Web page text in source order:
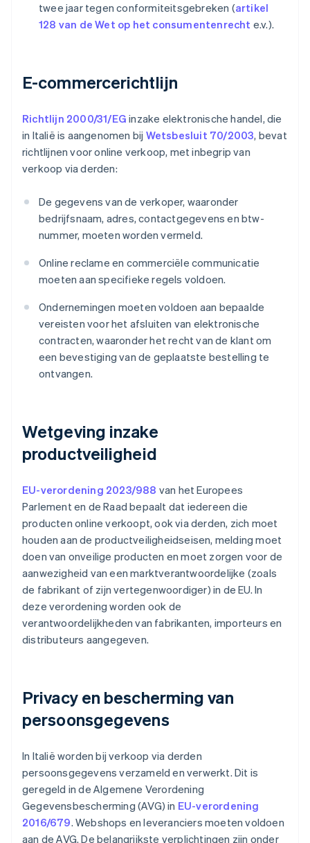
twee jaar tegen conformiteitsgebreken (artikel
128 van de Wet op het consumentenrecht e.v.).
E-commercerichtlijn
Richtlijn 2000/31/EG inzake elektronische handel, die
in Italië is aangenomen bij Wetsbesluit 70/2003, bevat
richtlijnen voor online verkoop, met inbegrip van
verkoop via derden:
De gegevens van de verkoper, waaronder
bedrijfsnaam, adres, contactgegevens en btw-
nummer, moeten worden vermeld.
Online reclame en commerciële communicatie
moeten aan specifieke regels voldoen.
Ondernemingen moeten voldoen aan bepaalde
vereisten voor het afsluiten van elektronische
contracten, waaronder het recht van de klant om
een bevestiging van de geplaatste bestelling te
ontvangen.
Wetgeving inzake
productveiligheid
EU-verordening 2023/988 van het Europees
Parlement en de Raad bepaalt dat iedereen die
producten online verkoopt, ook via derden, zich moet
houden aan de productveiligheidseisen, melding moet
doen van onveilige producten en moet zorgen voor de
aanwezigheid van een marktverantwoordelijke (zoals
de fabrikant of zijn vertegenwoordiger) in de EU. In
deze verordening worden ook de
verantwoordelijkheden van fabrikanten, importeurs en
distributeurs aangegeven.
Privacy en bescherming van
persoonsgegevens
In Italië worden bij verkoop via derden
persoonsgegevens verzameld en verwerkt. Dit is
geregeld in de Algemene Verordening
Gegevensbescherming (AVG) in EU-verordening
2016/679. Webshops en leveranciers moeten voldoen
aan de AVG. De belangrijkste verplichtingen zijn onder